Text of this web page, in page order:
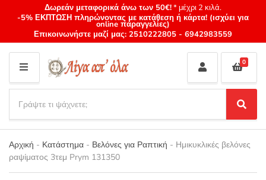
Δωρεάν μεταφορικά άνω των 50€!* μέχρι 2 κιλά.
-5% ΕΚΠΤΩΣΗ πληρώνοντας με κατάθεση ή κάρτα! (ισχύει για
online παραγγελίες)
Επικοινωνήστε μαζί μας: 2510222805 - 6942983559
M
E
N
U
Category
name
a
r
c
h
p
S
e
a
r
0
Αρχική - Κατάστημα - Βελόνες για Ραπτική - Ημικυκλικές βελόνες
ραψίματος 3τεμ Prym 131350